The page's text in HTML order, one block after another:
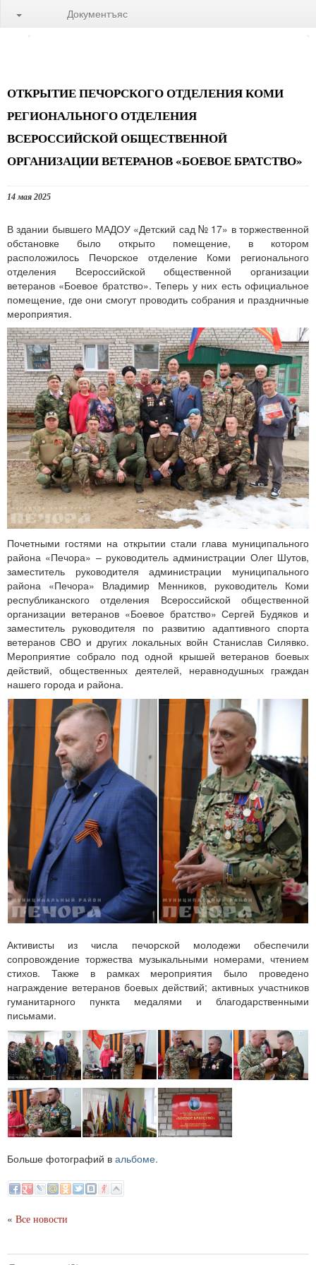
Документъяс
ОТКРЫТИЕ ПЕЧОРСКОГО ОТДЕЛЕНИЯ КОМИ
РЕГИОНАЛЬНОГО ОТДЕЛЕНИЯ
ВСЕРОССИЙСКОЙ ОБЩЕСТВЕННОЙ
ОРГАНИЗАЦИИ ВЕТЕРАНОВ «БОЕВОЕ БРАТСТВО»
14 мая 2025
В здании бывшего МАДОУ «Детский сад № 17» в торжественной
обстановке было открыто помещение, в котором
расположилось Печорское отделение Коми регионального
отделения Всероссийской общественной организации
ветеранов «Боевое братство». Теперь у них есть официальное
помещение, где они смогут проводить собрания и праздничные
мероприятия.
Почетными гостями на открытии стали глава муниципального
района «Печора» – руководитель администрации Олег Шутов,
заместитель руководителя администрации муниципального
района «Печора» Владимир Менников, руководитель Коми
республиканского отделения Всероссийской общественной
организации ветеранов «Боевое братство» Сергей Будяков и
заместитель руководителя по развитию адаптивного спорта
ветеранов СВО и других локальных войн Станислав Силявко.
Мероприятие собрало под одной крышей ветеранов боевых
действий, общественных деятелей, неравнодушных граждан
нашего города и района.
Активисты из числа печорской молодежи обеспечили
сопровождение торжества музыкальными номерами, чтением
стихов. Также в рамках мероприятия было проведено
награждение ветеранов боевых действий; активных участников
гуманитарного пункта медалями и благодарственными
письмами.
Больше фотографий в альбоме.
« Все новости